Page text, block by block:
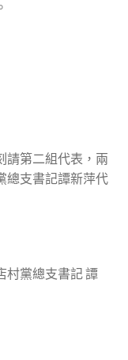
請第二組代表，兩
總支書記譚新萍代
村黨總支書記 譚